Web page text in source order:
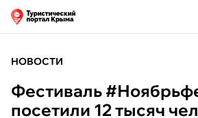
НОВОСТИ
Фестиваль
посетили 12 тысяч